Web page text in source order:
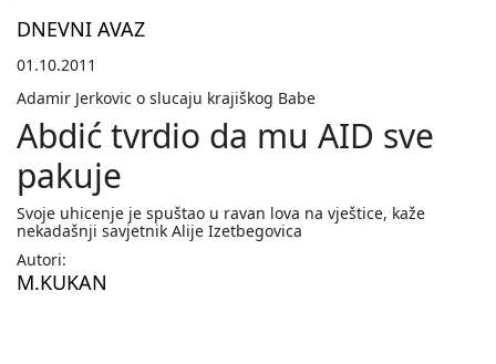
DNEVNI AVAZ
01.10.2011
Adamir Jerkovic o slucaju krajiškog Babe
Abdić tvrdio da mu AID sve
pakuje
Svoje uhicenje je spuštao u ravan lova na vještice, kaže
nekadašnji savjetnik Alije Izetbegovica
Autori:
M.KUKAN